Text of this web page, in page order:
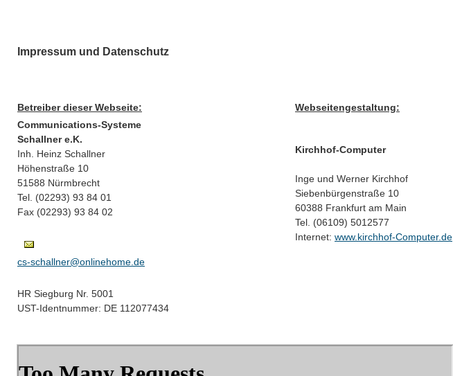
Impressum und Datenschutz
Betreiber dieser Webseite:
Webseitengestaltung:
Communications-Systeme
Schallner e.K.
Inh. Heinz Schallner
Höhenstraße 10
51588 Nürmbrecht
Tel. (02293) 93 84 01
Fax (02293) 93 84 02
cs-schallner@onlinehome.de
Kirchhof-Computer
Inge und Werner Kirchhof
Siebenbürgenstraße 10
60388 Frankfurt am Main
Tel. (06109) 5012577
Internet: www.kirchhof-Computer.de
HR Siegburg Nr. 5001
UST-Identnummer: DE 112077434